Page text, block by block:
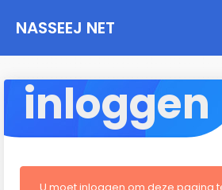
NASSEEJ NET
inloggen